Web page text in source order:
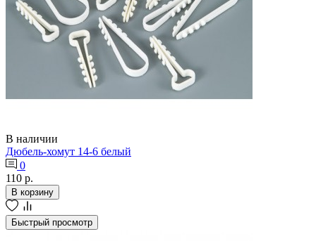
В наличии
Дюбель-хомут 14-6 белый
0
110 р.
В корзину
Быстрый просмотр